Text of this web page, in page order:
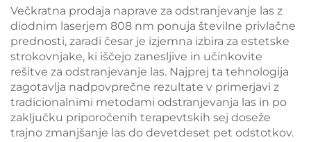
napenjanje kože ter
radiofrekvenčno
obdelavo obraza za
izgubo teže in
izboljšanje kontur
telesa
epidermalno zaščito,
neprekinjeno
brezkontaktno
uporabo v kliničnih
razmerah
Večkratna prodaja naprave za odstranjevanje las z
diodnim laserjem 808 nm ponuja številne privlačne
prednosti, zaradi česar je izjemna izbira za estetske
strokovnjake, ki iščejo zanesljive in učinkovite
rešitve za odstranjevanje las. Najprej ta tehnologija
zagotavlja nadpovprečne rezultate v primerjavi z
tradicionalnimi metodami odstranjevanja las in po
zaključku priporočenih terapevtskih sej doseže
trajno zmanjšanje las do devetdeset pet odstotkov.